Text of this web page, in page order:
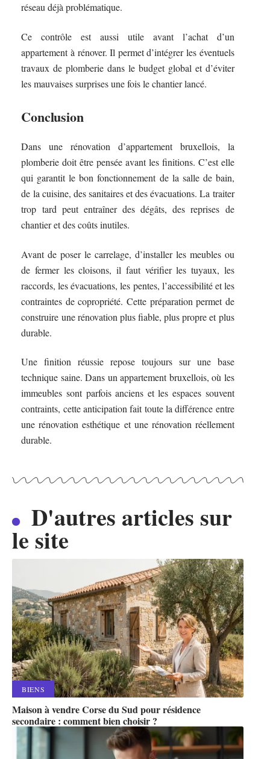
réseau déjà problématique.
Ce contrôle est aussi utile avant l’achat d’un
appartement à rénover. Il permet d’intégrer les éventuels
travaux de plomberie dans le budget global et d’éviter
les mauvaises surprises une fois le chantier lancé.
Conclusion
Dans une rénovation d’appartement bruxellois, la
plomberie doit être pensée avant les finitions. C’est elle
qui garantit le bon fonctionnement de la salle de bain,
de la cuisine, des sanitaires et des évacuations. La traiter
trop tard peut entraîner des dégâts, des reprises de
chantier et des coûts inutiles.
Avant de poser le carrelage, d’installer les meubles ou
de fermer les cloisons, il faut vérifier les tuyaux, les
raccords, les évacuations, les pentes, l’accessibilité et les
contraintes de copropriété. Cette préparation permet de
construire une rénovation plus fiable, plus propre et plus
durable.
Une finition réussie repose toujours sur une base
technique saine. Dans un appartement bruxellois, où les
immeubles sont parfois anciens et les espaces souvent
contraints, cette anticipation fait toute la différence entre
une rénovation esthétique et une rénovation réellement
durable.
D'autres articles sur
le site
BIENS
Maison à vendre Corse du Sud pour résidence
secondaire : comment bien choisir ?